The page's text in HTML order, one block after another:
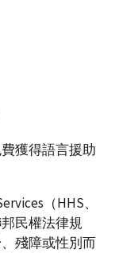
獲得語言援助
（HHS、
民權法律規
殘障或性別而